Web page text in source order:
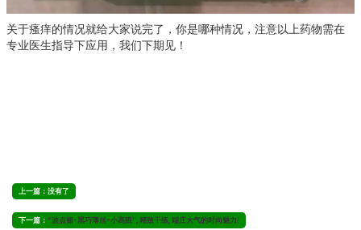
关于瘙痒的情况就给大家说完了，你是哪种情况，注意以上药物需在
专业医生指导下应用，我们下期见！
上一篇：没有了
下一篇： “波点裙+黑巧薄丝+小高跟”, 精致干练, 端庄大气的时尚魅力!